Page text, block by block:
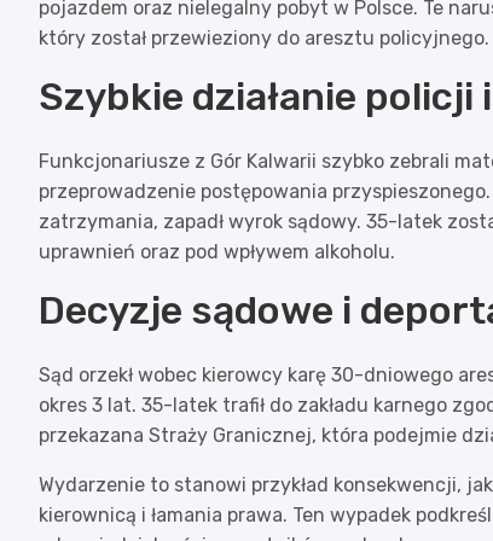
pojazdem oraz nielegalny pobyt w Polsce. Te
który został przewieziony do aresztu policyjnego.
Szybkie działanie
Funkcjonariusze z Gór Kalwarii szybko zebrali
przeprowadzenie postępowania
zatrzymania, zapadł wyrok sądowy. 35-latek
uprawnień oraz pod wpływem alkoholu.
Decyzje sądowe i
Sąd orzekł wobec kierowcy karę 30-dniowego
okres 3 lat. 35-latek trafił do zakładu karnego
przekazana Straży Granicznej, która podejmie
Wydarzenie to stanowi przykład konsekwencji,
kierownicą i łamania prawa. Ten wypadek